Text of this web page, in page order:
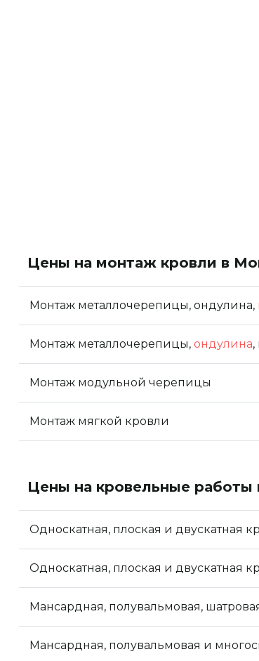
Цены на монтаж кровли в
Монтаж металлочерепицы, ондулина,
Монтаж металлочерепицы, ондулина
Монтаж модульной черепицы
Монтаж мягкой кровли
Цены на кровельные
Односкатная, плоская и двускатная
Односкатная, плоская и двускатная
Мансардная, полувальмовая,
Мансардная, полувальмовая и